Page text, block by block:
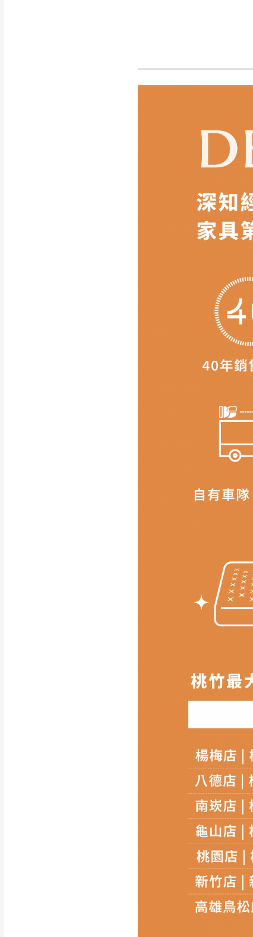
本司貨車運送如因路
本公司除了盡最大努
讓您不用整天在家等
如遇自然災害、政
期間，恕暫停百貨公
無回收家具服務，
到貨7日內
如欲放置營
時請儘